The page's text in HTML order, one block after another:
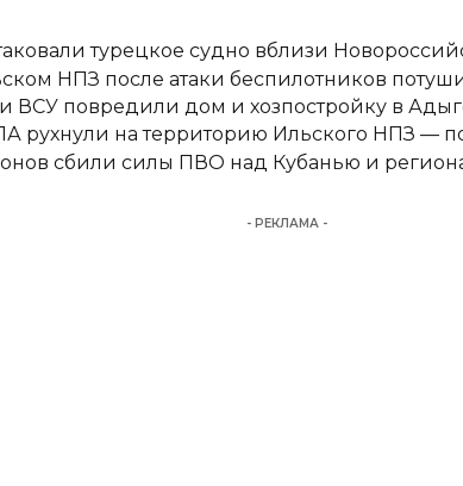
турецкое судно вблизи
НПЗ после атаки беспилотников
ВСУ повредили дом и хозпостройку в
рухнули на территорию Ильского НПЗ —
сбили силы ПВО над Кубанью и
- РЕКЛАМА -